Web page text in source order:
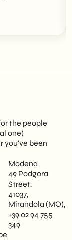
the people
one)
you've been
Modena
49 Podgora
Street,
41037,
Mirandola (MO),
+39 02 94 755
349